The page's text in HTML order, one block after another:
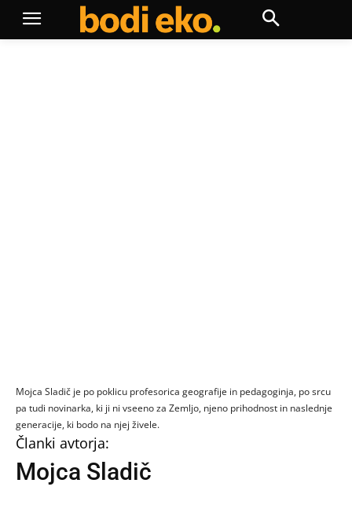
Mojca Sladič je po poklicu profesorica geografije in pedagoginja, po srcu
pa tudi novinarka, ki ji ni vseeno za Zemljo, njeno prihodnost in naslednje
generacije, ki bodo na njej živele.
Članki avtorja:
Mojca Sladič